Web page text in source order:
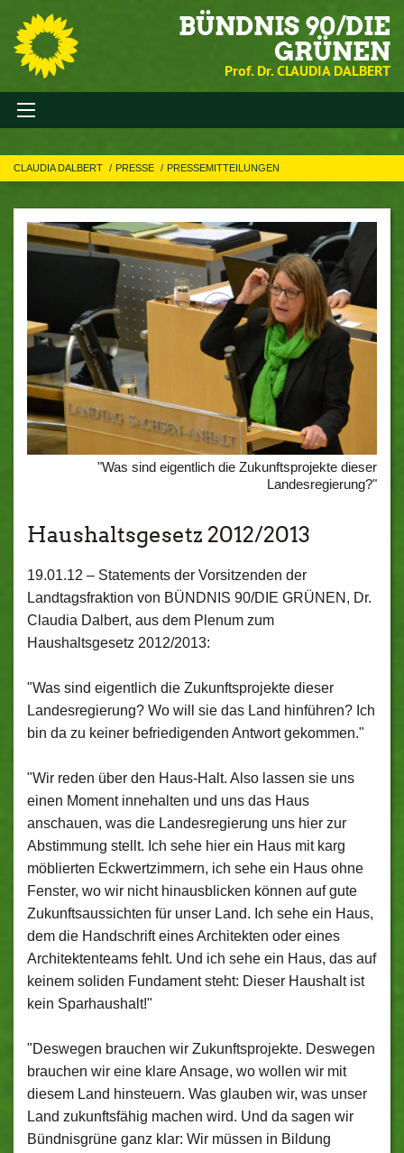
BÜNDNIS 90/DIE
GRÜNEN
Prof. Dr. CLAUDIA DALBERT
CLAUDIA DALBERT PRESSE PRESSEMITTEILUNGEN
"Was sind eigentlich die Zukunftsprojekte dieser
Landesregierung?"
Haushaltsgesetz 2012/2013
19.01.12 – Statements der Vorsitzenden der
Landtagsfraktion von BÜNDNIS 90/DIE GRÜNEN, Dr.
Claudia Dalbert, aus dem Plenum zum
Haushaltsgesetz 2012/2013:
"Was sind eigentlich die Zukunftsprojekte dieser
Landesregierung? Wo will sie das Land hinführen? Ich
bin da zu keiner befriedigenden Antwort gekommen."
"Wir reden über den Haus-Halt. Also lassen sie uns
einen Moment innehalten und uns das Haus
anschauen, was die Landesregierung uns hier zur
Abstimmung stellt. Ich sehe hier ein Haus mit karg
möblierten Eckwertzimmern, ich sehe ein Haus ohne
Fenster, wo wir nicht hinausblicken können auf gute
Zukunftsaussichten für unser Land. Ich sehe ein Haus,
dem die Handschrift eines Architekten oder eines
Architektenteams fehlt. Und ich sehe ein Haus, das auf
keinem soliden Fundament steht: Dieser Haushalt ist
kein Sparhaushalt!"
"Deswegen brauchen wir Zukunftsprojekte. Deswegen
brauchen wir eine klare Ansage, wo wollen wir mit
diesem Land hinsteuern. Was glauben wir, was unser
Land zukunftsfähig machen wird. Und da sagen wir
Bündnisgrüne ganz klar: Wir müssen in Bildung